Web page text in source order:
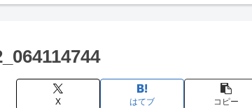
X はてブ コピー